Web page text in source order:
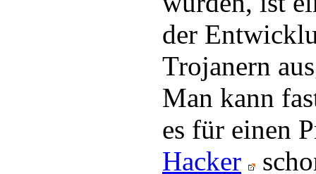
der
Trojanern
Man kann
es für einen
Hacker